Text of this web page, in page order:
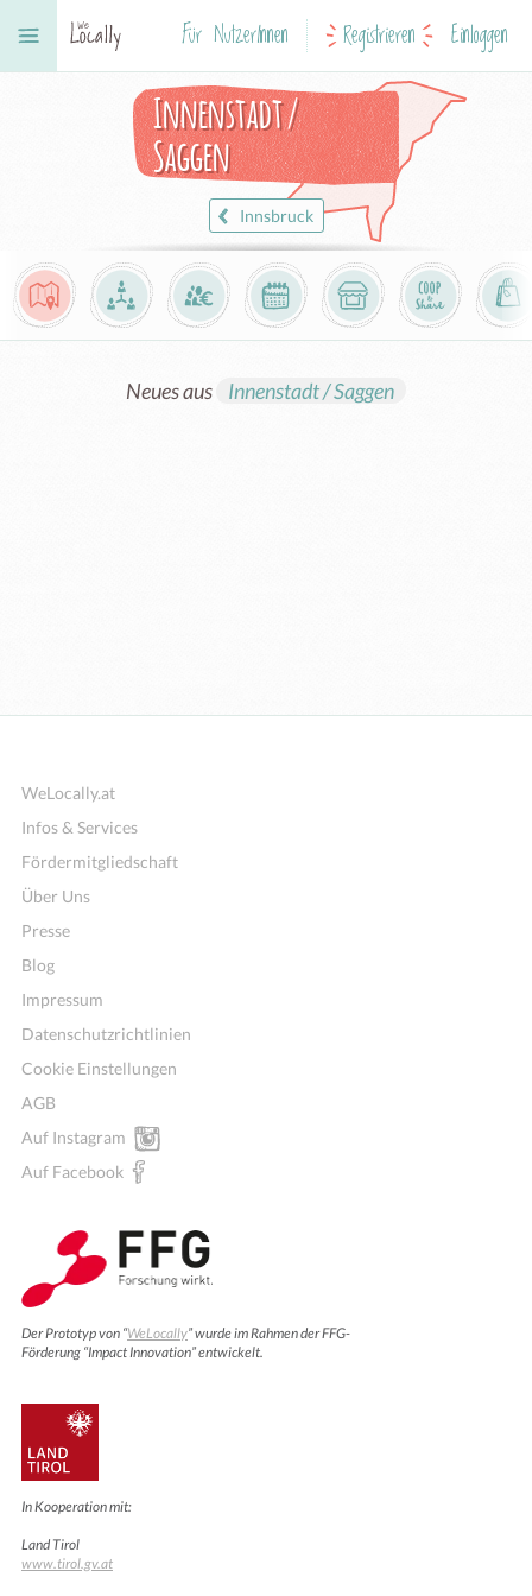
Für NutzerInnen Registrieren Einloggen
Innenstadt /
Saggen
Innsbruck
Neues aus Innenstadt / Saggen
WeLocally.at
Infos & Services
Fördermitgliedschaft
Über Uns
Presse
Blog
Impressum
Datenschutzrichtlinien
Cookie Einstellungen
AGB
Auf Instagram
Auf Facebook
Der Prototyp von “WeLocally” wurde im Rahmen der FFG-
Förderung “Impact Innovation” entwickelt.
In Kooperation mit:
Land Tirol
www.tirol.gv.at